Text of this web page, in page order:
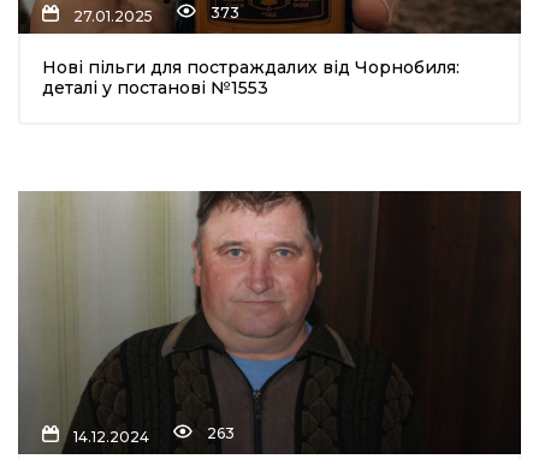
27.01.2025 373
Нові пільги для постраждалих від Чорнобиля:
деталі у постанові №1553
14.12.2024 263